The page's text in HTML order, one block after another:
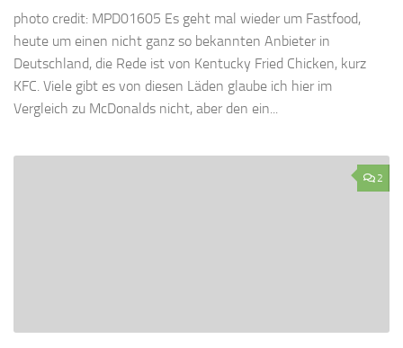
photo credit: MPD01605 Es geht mal wieder um Fastfood,
heute um einen nicht ganz so bekannten Anbieter in
Deutschland, die Rede ist von Kentucky Fried Chicken, kurz
KFC. Viele gibt es von diesen Läden glaube ich hier im
Vergleich zu McDonalds nicht, aber den ein...
2